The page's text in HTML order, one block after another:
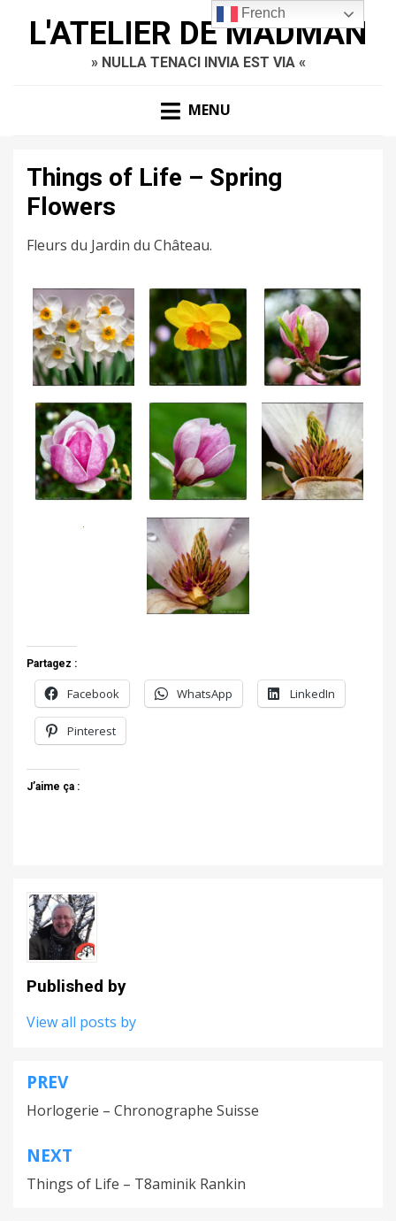
L'ATELIER DE MADMAN
» NULLA TENACI INVIA EST VIA «
MENU
Things of Life – Spring
Flowers
Fleurs du Jardin du Château.
Partagez :
Facebook WhatsApp LinkedIn
Pinterest
J’aime ça :
Published by
View all posts by
Navigation
de
l’article
PREV
Horlogerie – Chronographe Suisse
NEXT
Things of Life – T8aminik Rankin
French